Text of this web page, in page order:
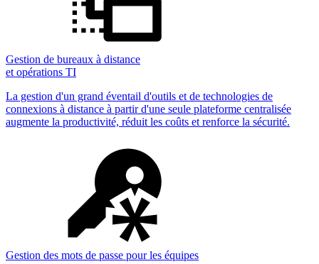
Gestion de bureaux à distance
et opérations TI
La gestion d'un grand éventail d'outils et de technologies de
connexions à distance à partir d'une seule plateforme centralisée
augmente la productivité, réduit les coûts et renforce la sécurité.
Gestion des mots de passe pour les équipes